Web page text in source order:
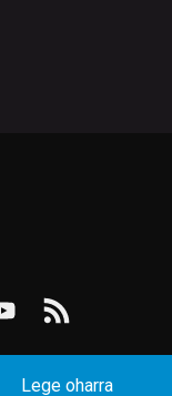
Lege oharra